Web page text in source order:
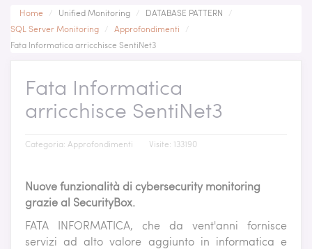
Home / Unified Monitoring / DATABASE PATTERN
/
SQL Server Monitoring / Approfondimenti
/
Fata Informatica arricchisce SentiNet3
Fata Informatica
arricchisce SentiNet3
Categoria: Approfondimenti Visite: 133190
Nuove funzionalità di cybersecurity monitoring
grazie al SecurityBox.
FATA INFORMATICA, che da vent'anni fornisce
servizi ad alto valore aggiunto in informatica e